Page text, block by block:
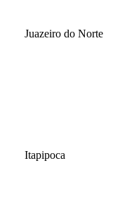
Juazeiro do Norte
Itapipoca